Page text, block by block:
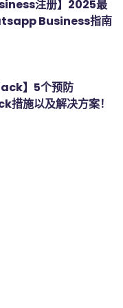
注册】2025最
Business指南
】5个预防
施以及解决方案！